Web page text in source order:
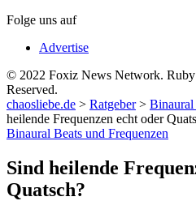
Folge uns auf
Advertise
© 2022 Foxiz News Network.
Reserved.
chaosliebe.de > Ratgeber> Binaural
heilende Frequenzen echt oder
Binaural Beats und Frequenzen
Sind heilende
Quatsch?